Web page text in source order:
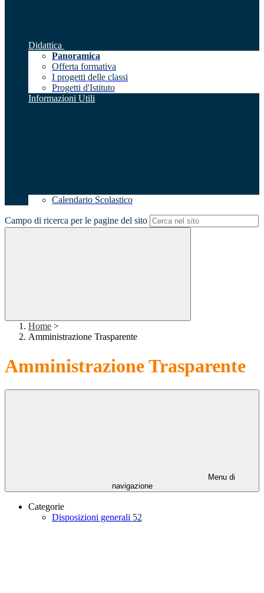
Didattica
Panoramica
Offerta formativa
I progetti delle classi
Progetti d'Istituto
Informazioni Utili
Calendario Scolastico
Campo di ricerca per le pagine del sito
Home >
Amministrazione Trasparente
Amministrazione Trasparente
Menu di
navigazione
Categorie
Disposizioni generali 52